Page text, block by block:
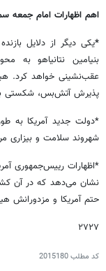
اهم اظهارات امام جمعه
*یکی دیگر از دلایل
بنیامین نتانیاهو به
عقب‌نشینی خواهد کرد.
پذیرش آتش‌بس، شکستی
*دولت جدید آمریکا به
شهروند سلامت و بیزاری
*اظهارات رییس‌جمهوری
نشان می‌دهد که در آن
حتم آمریکا و مزدورانش
۲۷۲۷
کد مطلب2015180